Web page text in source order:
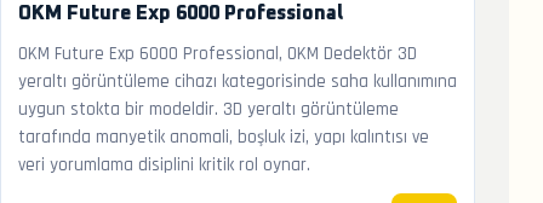
OKM Future Exp 6000 Professional
OKM Future Exp 6000 Professional, OKM Dedektör 3D
yeraltı görüntüleme cihazı kategorisinde saha kullanımına
uygun stokta bir modeldir. 3D yeraltı görüntüleme
tarafında manyetik anomali, boşluk izi, yapı kalıntısı ve
veri yorumlama disiplini kritik rol oynar.